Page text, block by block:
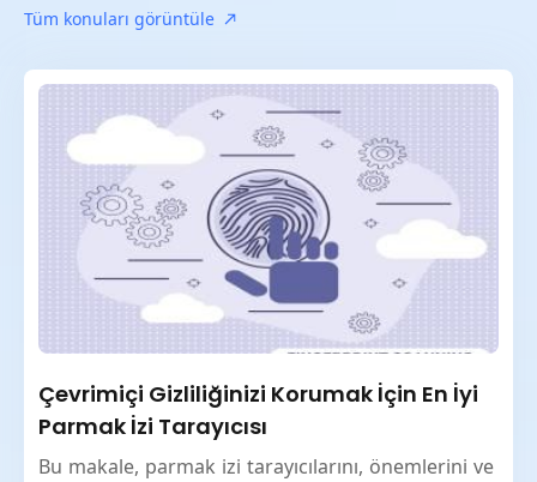
Son hafta
Son ay
Tüm konuları görüntüle
Çevrimiçi Gizliliğinizi Korumak İçin En İyi
Parmak İzi Tarayıcısı
Bu makale, parmak izi tarayıcılarını, önemlerini ve